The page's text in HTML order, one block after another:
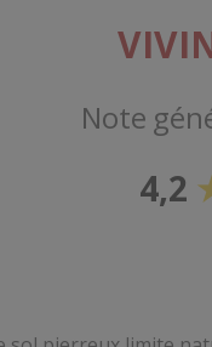
AVIS
2020)
bien vin rosé, fruité